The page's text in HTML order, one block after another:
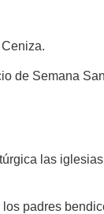
de Semana
las
padres